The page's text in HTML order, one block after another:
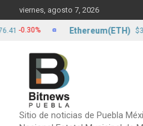
to
content
viernes, agosto 7, 2026
Sitio de noticias de Puebla
Ethereum(ETH)